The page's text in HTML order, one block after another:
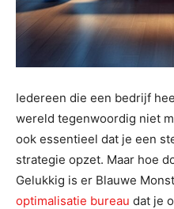
Iedereen die een bedrijf
wereld tegenwoordig niet
ook essentieel dat je een
strategie opzet. Maar hoe
Gelukkig is er Blauwe
optimalisatie bureau dat je